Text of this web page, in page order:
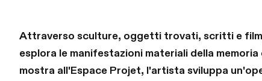
Attraverso sculture, oggetti trovati, scritti e
esplora le manifestazioni materiali della memoria
mostra all'Espace Projet, l'artista sviluppa